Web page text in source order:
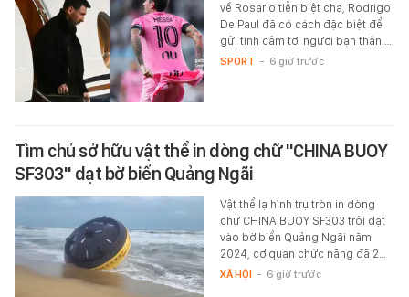
về Rosario tiễn biệt cha, Rodrigo
De Paul đã có cách đặc biệt để
gửi tình cảm tới người bạn thân.…
SPORT - 6 giờ trước
Tìm chủ sở hữu vật thể in dòng chữ "CHINA BUOY
SF303" dạt bờ biển Quảng Ngãi
Vật thể lạ hình trụ tròn in dòng
chữ CHINA BUOY SF303 trôi dạt
vào bờ biển Quảng Ngãi năm
2024, cơ quan chức năng đã 2…
XÃ HỘI - 6 giờ trước